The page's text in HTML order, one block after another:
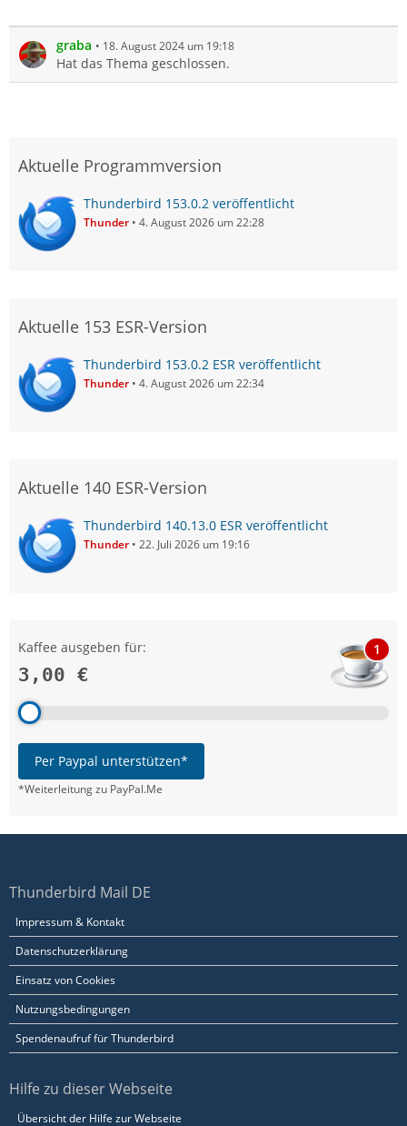
graba 18. August 2024 um 19:18
Hat das Thema geschlossen.
Aktuelle Programmversion
Thunderbird 153.0.2 veröffentlicht
Thunder 4. August 2026 um 22:28
Aktuelle 153 ESR-Version
Thunderbird 153.0.2 ESR veröffentlicht
Thunder 4. August 2026 um 22:34
Aktuelle 140 ESR-Version
Thunderbird 140.13.0 ESR veröffentlicht
Thunder 22. Juli 2026 um 19:16
Kaffee ausgeben für:
3,00 €
1
Per Paypal unterstützen*
*Weiterleitung zu PayPal.Me
Thunderbird Mail DE
Impressum & Kontakt
Datenschutzerklärung
Einsatz von Cookies
Nutzungsbedingungen
Spendenaufruf für Thunderbird
Hilfe zu dieser Webseite
Übersicht der Hilfe zur Webseite